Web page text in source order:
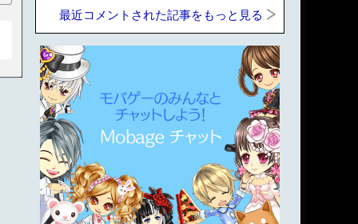
最近コメントされた記事をもっと見る